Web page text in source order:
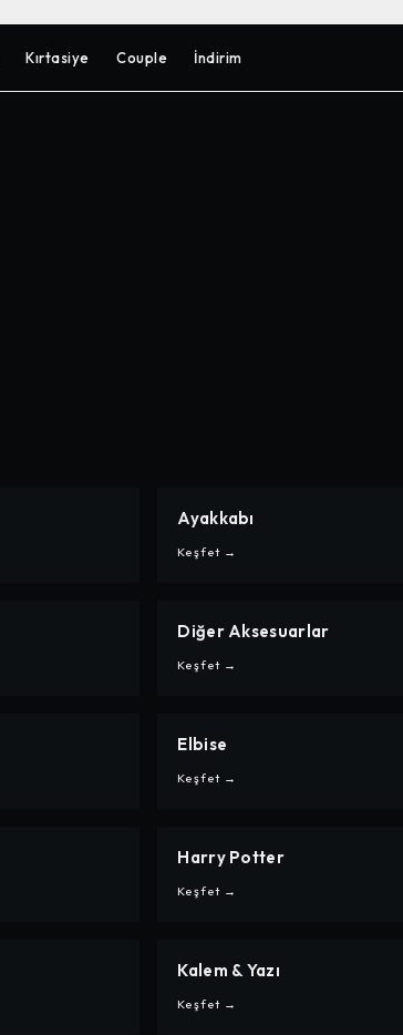
Kırtasiye Couple İndirim
CARPE
AYAKKABI
Ayakkabı
Keşfet →
CARPE
DIĞER
Diğer Aksesuarlar
Keşfet →
CARPE
ELBISE
Elbise
Keşfet →
CARPE
HARRY POTTER
Harry Potter
Keşfet →
CARPE
KALEM & YAZI
Kalem & Yazı
Keşfet →